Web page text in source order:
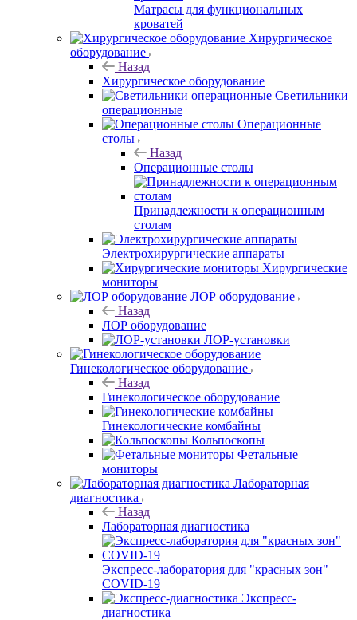
Матрасы для функциональных
кроватей
Хирургическое
оборудование
Назад
Хирургическое оборудование
Светильники
операционные
Операционные
столы
Назад
Операционные столы
Принадлежности к операционным
столам
Электрохирургические аппараты
Хирургические
мониторы
ЛОР оборудование
Назад
ЛОР оборудование
ЛОР-установки
Гинекологическое оборудование
Назад
Гинекологическое оборудование
Гинекологические комбайны
Кольпоскопы
Фетальные
мониторы
Лабораторная
диагностика
Назад
Лабораторная диагностика
Экспресс-лаборатория для "красных зон"
COVID-19
Экспресс-
диагностика